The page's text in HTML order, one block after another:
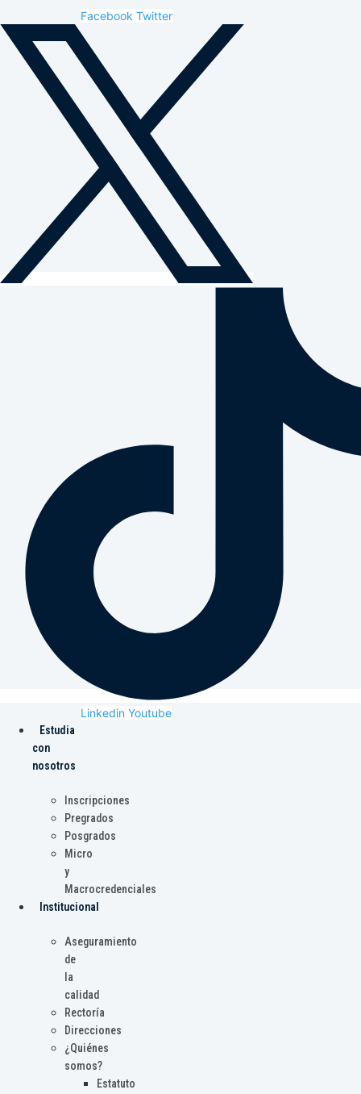
Facebook Twitter
Linkedin Youtube
Estudia
con
nosotros
Inscripciones
Pregrados
Posgrados
Micro
y
Macrocredenciales
Institucional
Aseguramiento
de
la
calidad
Rectoría
Direcciones
¿Quiénes
somos?
Estatuto